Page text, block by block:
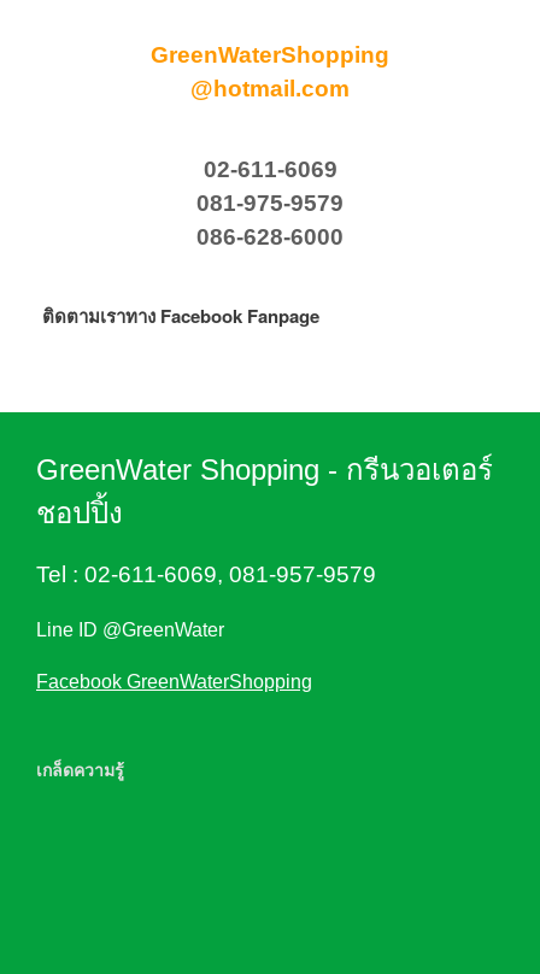
GreenWaterShopping
@hotmail.com
02-611-6069
081-975-9579
086-628-6000
ติดตามเราทาง Facebook Fanpage
GreenWater Shopping - กรีนวอเตอร์
ชอปปิ้ง
Tel : 02-611-6069, 081-957-9579
Line ID @GreenWater
Facebook GreenWaterShopping
เกล็ดความรู้